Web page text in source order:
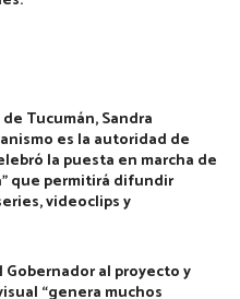
Tucumán,Sandra
es la autoridad de
la puesta en marcha de
que permitirá difundir
videoclips y
al proyecto y
“genera muchos